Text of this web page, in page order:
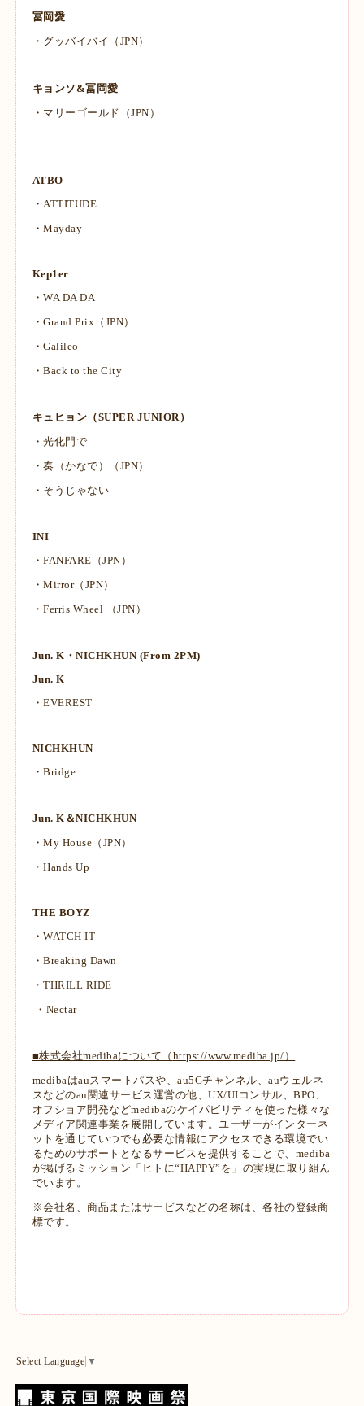
冨岡愛
・グッバイバイ（JPN）
キョンソ&冨岡愛
・マリーゴールド（JPN）
ATBO
・ATTITUDE
・Mayday
Kep1er
・WA DA DA
・Grand Prix（JPN）
・Galileo
・Back to the City
キュヒョン（SUPER JUNIOR）
・光化門で
・奏（かなで）（JPN）
・そうじゃない
INI
・FANFARE（JPN）
・Mirror（JPN）
・Ferris Wheel （JPN）
Jun. K・NICHKHUN (From 2PM)
Jun. K
・EVEREST
NICHKHUN
・Bridge
Jun. K＆NICHKHUN
・My House（JPN）
・Hands Up
THE BOYZ
・WATCH IT
・Breaking Dawn
・THRILL RIDE
・Nectar
■株式会社medibaについて（ https://www.mediba.jp/ ）
medibaはauスマートパスや、au5Gチャンネル、auウェルネ
スなどのau関連サービス運営の他、UX/UIコンサル、BPO、
オフショア開発などmedibaのケイパビリティを使った様々な
メディア関連事業を展開しています。ユーザーがインターネ
ットを通じていつでも必要な情報にアクセスできる環境でい
るためのサポートとなるサービスを提供することで、mediba
が掲げるミッション「ヒトに“HAPPY”を」の実現に取り組ん
でいます。
※会社名、商品またはサービスなどの名称は、各社の登録商
標です。
Select Language ▼